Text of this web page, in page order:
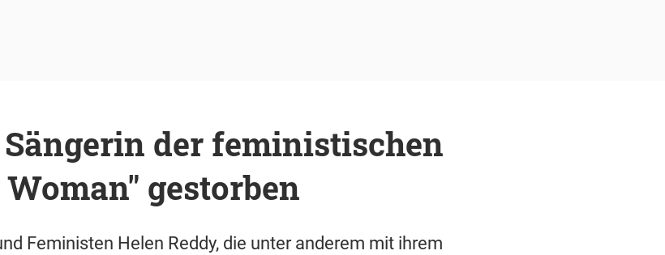
der feministischen
gestorben
Feministen Helen Reddy, die unter anderem mit ihrem